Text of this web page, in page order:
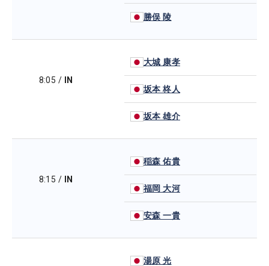
勝俣 陵
8:05 / IN
大城 康孝
坂本 柊人
坂本 雄介
8:15 / IN
稲森 佑貴
福岡 大河
安森 一貴
湯原 光